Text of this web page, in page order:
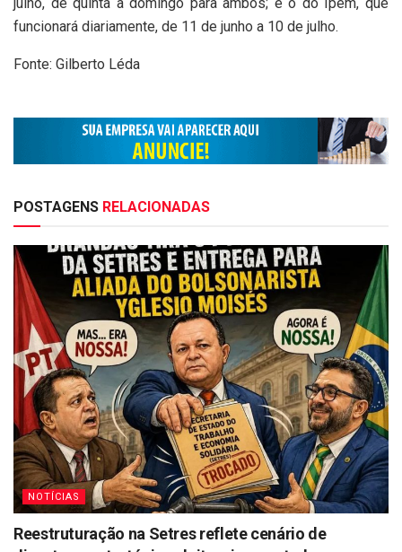
funcionará diariamente, de 11 de junho a 10 de julho.
Fonte: Gilberto Léda
POSTAGENS RELACIONADAS
NOTÍCIAS
Reestruturação na Setres reflete cenário de